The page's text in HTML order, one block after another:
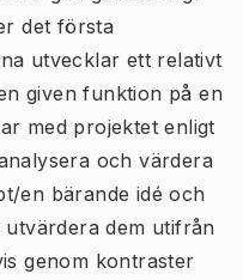
det första
utvecklar ett relativt
given funktion på en
med projektet enligt
och värdera
en bärande idé och
dem utifrån
genom kontraster